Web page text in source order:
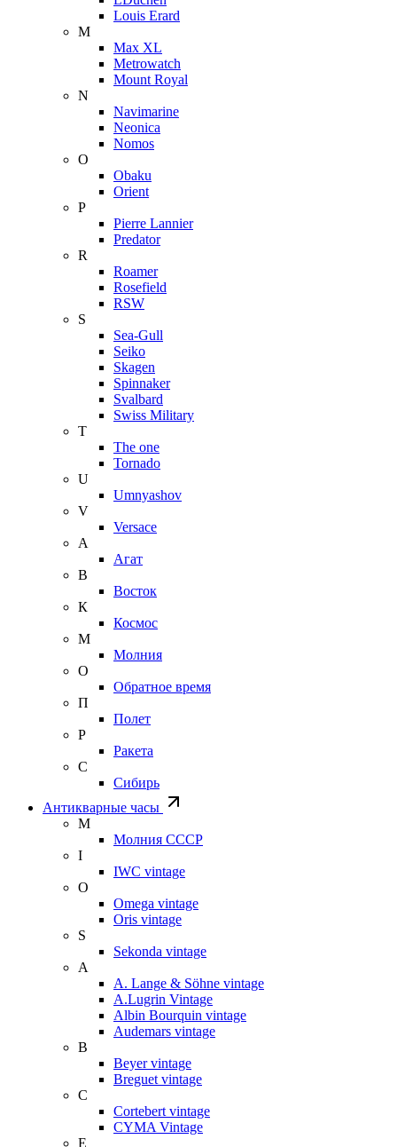
Louis Erard
M
Max XL
Metrowatch
Mount Royal
N
Navimarine
Neonica
Nomos
O
Obaku
Orient
P
Pierre Lannier
Predator
R
Roamer
Rosefield
RSW
S
Sea-Gull
Seiko
Skagen
Spinnaker
Svalbard
Swiss Military
T
The one
Tornado
U
Umnyashov
V
Versace
А
Агат
В
Восток
К
Космос
М
Молния
О
Обратное время
П
Полет
Р
Ракета
С
Сибирь
Антикварные часы
М
Молния СССР
I
IWC vintage
O
Omega vintage
Oris vintage
S
Sekonda vintage
A
A. Lange & Söhne vintage
A.Lugrin Vintage
Albin Bourquin vintage
Audemars vintage
B
Beyer vintage
Breguet vintage
C
Cortebert vintage
CYMA Vintage
E